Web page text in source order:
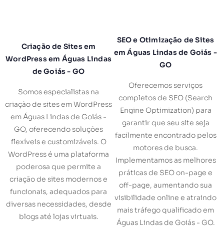
Criação de Sites em
WordPress em Águas Lindas
de Goiás - GO
Somos especialistas na
criação de sites em WordPress
em Águas Lindas de Goiás -
GO, oferecendo soluções
flexíveis e customizáveis. O
WordPress é uma plataforma
poderosa que permite a
criação de sites modernos e
funcionais, adequados para
diversas necessidades, desde
blogs até lojas virtuais.
SEO e Otimização de Sites
em Águas Lindas de Goiás -
GO
Oferecemos serviços
completos de SEO (Search
Engine Optimization) para
garantir que seu site seja
facilmente encontrado pelos
motores de busca.
Implementamos as melhores
práticas de SEO on-page e
off-page, aumentando sua
visibilidade online e atraindo
mais tráfego qualificado em
Águas Lindas de Goiás - GO.